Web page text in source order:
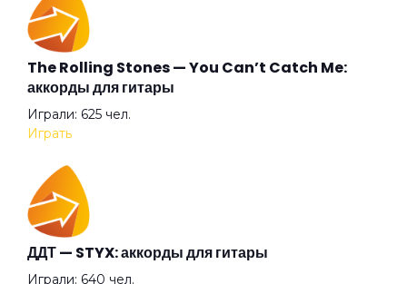
Самоубийца Маша
Свободная война
Сказки
Собаке собачья смерть
Валентин Стрыкало — Gay porn: аккорды для
гитары
Просмотров: 25697 чел.
Аккорды для начинающих играть на гитаре —
легкие и простые песни на гитаре
The Rolling Stones — You Can’t Catch Me:
аккорды для гитары
Играли: 625 чел.
Играть
ДДТ — STYX: аккорды для гитары
Играли: 640 чел.